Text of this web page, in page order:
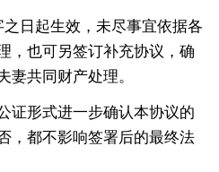
日起生效，未尽事宜依据各
，也可另签订补充协议，确
妻共同财产处理。
证形式进一步确认本协议的
，都不影响签署后的最终法